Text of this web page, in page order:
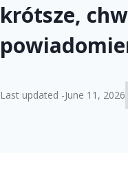
krótsze,
Last updated -June 11, 2026